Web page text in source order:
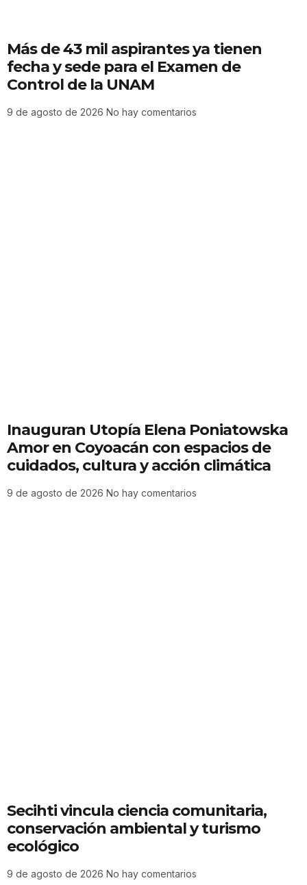
Más de 43 mil aspirantes ya tienen
fecha y sede para el Examen de
Control de la UNAM
9 de agosto de 2026 No hay comentarios
Inauguran Utopía Elena Poniatowska
Amor en Coyoacán con espacios de
cuidados, cultura y acción climática
9 de agosto de 2026 No hay comentarios
Secihti vincula ciencia comunitaria,
conservación ambiental y turismo
ecológico
9 de agosto de 2026 No hay comentarios